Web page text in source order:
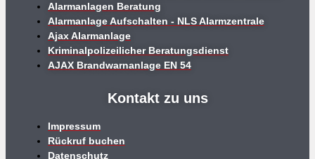
Alarmanlagen Beratung
Alarmanlage Aufschalten - NLS Alarmzentrale
Ajax Alarmanlage
Kriminalpolizeilicher Beratungsdienst
AJAX Brandwarnanlage EN 54
Kontakt zu uns
Impressum
Rückruf buchen
Datenschutz